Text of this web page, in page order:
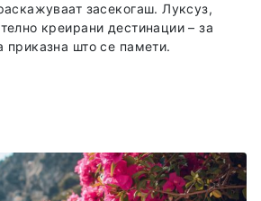
засекогаш. Луксуз,
креирани дестинации – за
приказна што се памети.